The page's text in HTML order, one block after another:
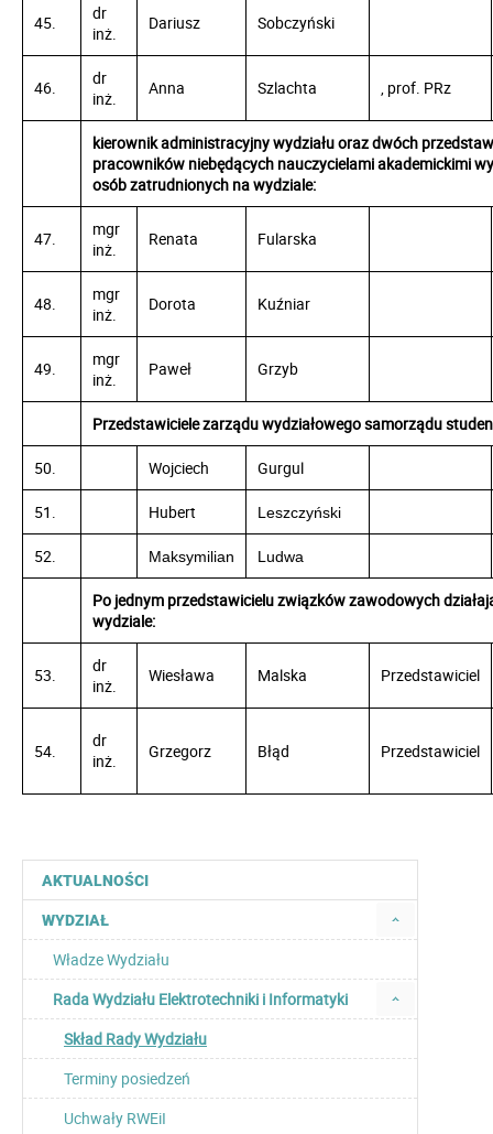
AKTUALNOŚCI
WYDZIAŁ
Władze Wydziału
Rada Wydziału Elektrotechniki i Informatyki
Skład Rady Wydziału
Terminy posiedzeń
Uchwały RWEiI
45.
dr
inż.
Dariusz Sobczyński
46.
dr
inż.
Anna Szlachta , prof. PRz
kierownik administracyjny wydziału oraz dwóch
pracowników niebędących nauczycielami akademickimi
osób zatrudnionych na wydziale:
47.
mgr
inż.
Renata Fularska
48.
mgr
inż.
Dorota Kuźniar
49.
mgr
inż.
Paweł Grzyb
Przedstawiciele zarządu wydziałowego samorządu
50. Wojciech Gurgul
51. Hubert Leszczyński
52. Maksymilian Ludwa
Po jednym przedstawicielu związków zawodowych
wydziale:
53.
dr
inż.
Wiesława Malska Przedstawiciel
54.
dr
inż.
Grzegorz Błąd Przedstawiciel